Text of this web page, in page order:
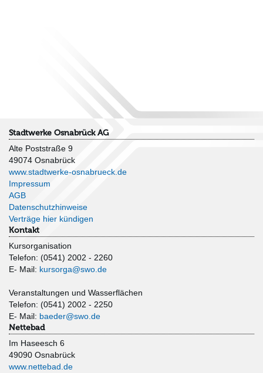
Stadtwerke Osnabrück AG
Alte Poststraße 9
49074 Osnabrück
www.stadtwerke-osnabrueck.de
Impressum
AGB
Datenschutzhinweise
Verträge hier kündigen
Kontakt
Kursorganisation
Telefon: (0541) 2002 - 2260
E- Mail: kursorga@swo.de
Veranstaltungen und Wasserflächen
Telefon: (0541) 2002 - 2250
E- Mail: baeder@swo.de
Nettebad
Im Haseesch 6
49090 Osnabrück
www.nettebad.de